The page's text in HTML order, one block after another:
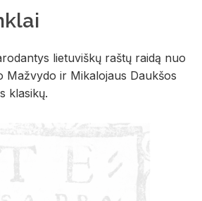
lie­tu­viš­kų raš­tų rai­dą nuo
Ma­žvy­do ir Mi­ka­lo­jaus Dauk­šos
kla­si­kų.